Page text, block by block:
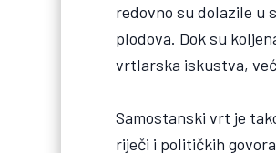
redovno su dolazile u
plodova. Dok su
vrtlarska iskustva,
Samostanski vrt je
riječi i političkih